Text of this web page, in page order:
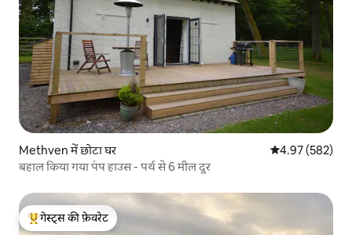
Methven में छोटा घर औसत रेटिंग 5 में से
4.97 (582)
बहाल किया गया पंप हाउस - पर्थ से 6 मील दूर
गेस्ट्स का टॉप फ़ेवरेट
गेस्ट्स की फ़ेवरेट